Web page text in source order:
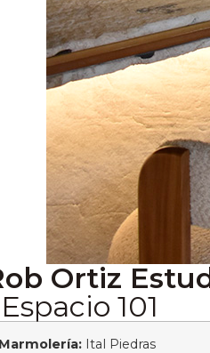
Ortiz
101
Marmolería: Ital Piedras